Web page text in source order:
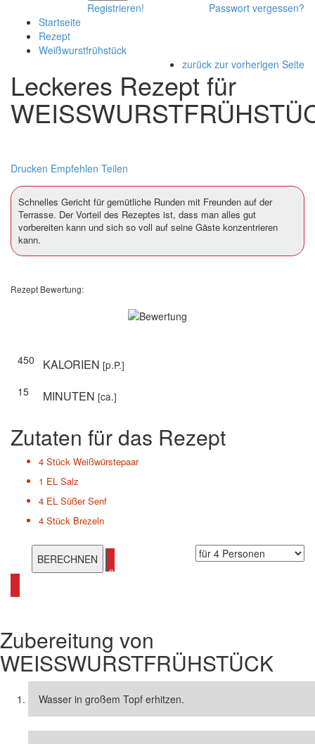
Registrieren!
Passwort vergessen?
Startseite
Rezept
Weißwurstfrühstück
zurück zur vorherigen Seite
Leckeres Rezept für
Drucken Empfehlen Teilen
Schnelles Gericht für gemütliche Runden mit Freunden auf der
Terrasse. Der Vorteil des Rezeptes ist, dass man alles gut
vorbereiten kann und sich so voll auf seine Gäste konzentrieren
kann.
Rezept Bewertung:
450 KALORIEN [p.P.]
15
MINUTEN [ca.]
Zutaten für das Rezept
4 Stück Weißwürstepaar
1 EL Salz
4 EL Süßer Senf
4 Stück Brezeln
alle Rezepte aus Bayern ansehen
Zubereitung von
WEISSWURSTFRÜHSTÜCK
Wasser in großem Topf erhitzen.